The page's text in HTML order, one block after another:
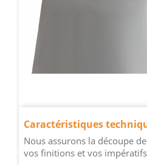
Caractéristiques
Nous assurons la découpe
vos finitions et vos impératifs